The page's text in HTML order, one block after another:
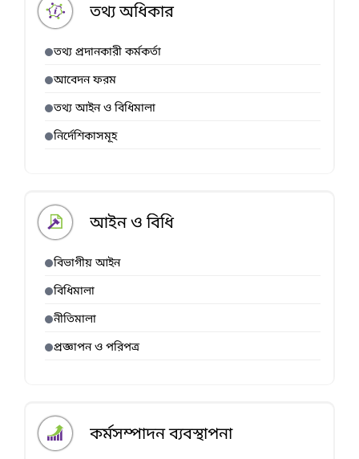
তথ্য অধিকার
তথ্য প্রদানকারী কর্মকর্তা
আবেদন ফরম
তথ্য আইন ও বিধিমালা
নির্দেশিকাসমূহ
আইন ও বিধি
বিভাগীয় আইন
বিধিমালা
নীতিমালা
প্রজ্ঞাপন ও পরিপত্র
কর্মসম্পাদন ব্যবস্থাপনা